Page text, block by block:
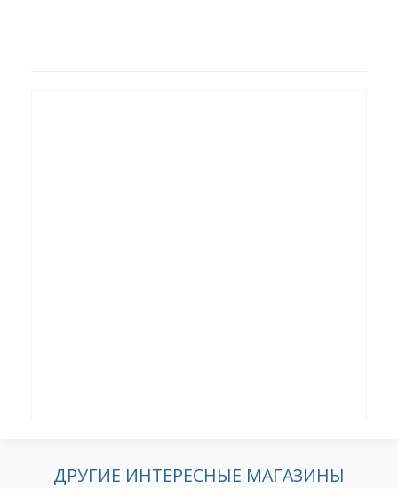
ДРУГИЕ ИНТЕРЕСНЫЕ МАГАЗИНЫ